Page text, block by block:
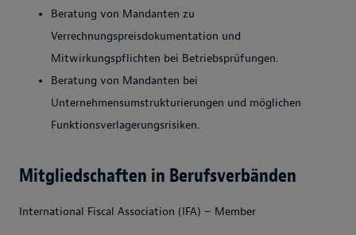
Beratung von Mandanten zu
Verrechnungspreisdokumentation und
Mitwirkungspflichten bei Betriebsprüfungen.
Beratung von Mandanten bei
Unternehmensumstrukturierungen und möglichen
Funktionsverlagerungsrisiken.
Mitgliedschaften in Berufsverbänden
International Fiscal Association (IFA) – Member